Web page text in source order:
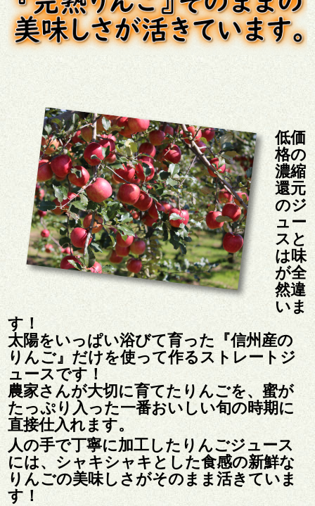
低価
格の
濃縮
還元
のジ
ュー
スと
は味
が全
然違
いま
す！
太陽をいっぱい浴びて育った『信州産の
りんご』だけを使って作るストレートジ
ュースです！
農家さんが大切に育てたりんごを、蜜が
たっぷり入った一番おいしい旬の時期に
直接仕入れます。
人の手で丁寧に加工したりんごジュース
には、シャキシャキとした食感の新鮮な
りんごの美味しさがそのまま活きていま
す！